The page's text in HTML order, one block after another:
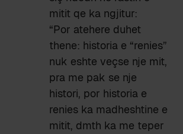
mitit qe ka ngjitur:
“Por atehere duhet
thene: historia e “renies”
nuk eshte veçse nje mit,
pra me pak se nje
histori, por historia e
renies ka madheshtine e
mitit, dmth ka me teper